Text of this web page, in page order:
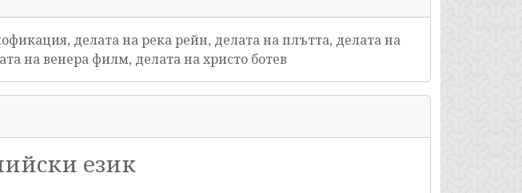
делата на река рейн, делата на плътта, делата на
на венера филм, делата на христо ботев
език